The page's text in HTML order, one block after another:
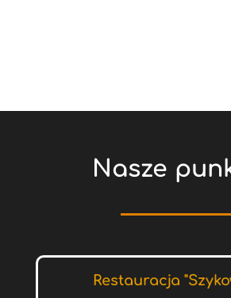
Nasze
Restauracja